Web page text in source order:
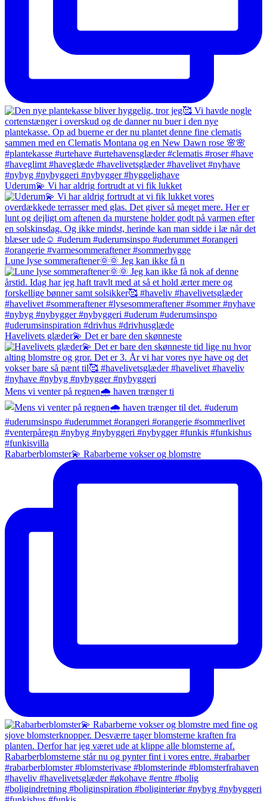
Uderum💫 Vi har aldrig fortrudt at vi fik lukket
Lune lyse sommeraftener🌞🌞 Jeg kan ikke få n
Havelivets glæder💫 Det er bare den skønneste
Mens vi venter på regnen🌧️ haven trænger ti
Rabarberblomster💫 Rabarberne vokser og blomstre